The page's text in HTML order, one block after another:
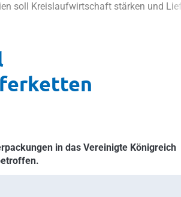
soll Kreislaufwirtschaft stärken und
in das Vereinigte Königreich